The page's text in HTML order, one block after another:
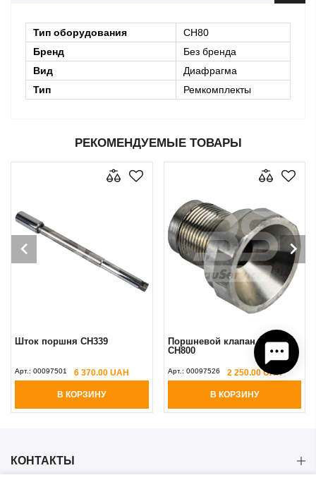
Тип оборудования
CH80
Бренд
Без бренда
Вид
Диафрагма
Тип
Ремкомплекты
РЕКОМЕНДУЕМЫЕ ТОВАРЫ
Шток поршня CH339
Арт.: 00097501 6 370.00 UAH
В КОРЗИНУ
Поршневой клапан для
CH800
Арт.: 00097526 2 250.00 UAH
В КОРЗИНУ
КОНТАКТЫ